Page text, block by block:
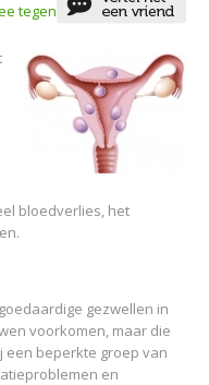
tegen vleesbomen
bloedverlies, het
gezwellen in
voorkomen, maar die
een beperkte groep van
en